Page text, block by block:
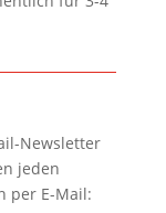
Newsletter
jeden
per E-Mail: